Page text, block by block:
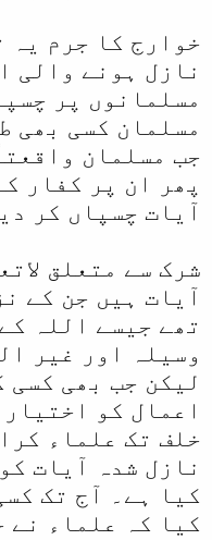
خوارج کا جرم یہ
نازل ہونے والی
مسلمانوں پر
مسلمان کسی بھی
جب مسلمان
پھر ان پر کفار
آیات چسپاں کر
شرک سے متعلق
آیات ہیں جن کے
تھے جیسے اللہ
وسیلہ اور غیر
لیکن جب بھی کسی
اعمال کو
خلف تک علماء
نازل شدہ آیات
کیا ہے۔ آج تک
کیا کہ علماء نے